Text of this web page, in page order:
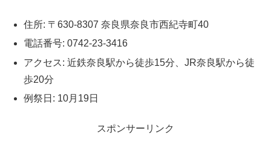
住所: 〒630-8307 奈良県奈良市西紀寺町40
電話番号: 0742-23-3416
アクセス: 近鉄奈良駅から徒歩15分、JR奈良駅から徒
歩20分
例祭日: 10月19日
スポンサーリンク